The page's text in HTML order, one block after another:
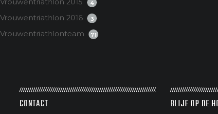
4
Vrouwentriathlon 2016 3
Vrouwentriathlonteam 71
CONTACT BLIJF OP DE